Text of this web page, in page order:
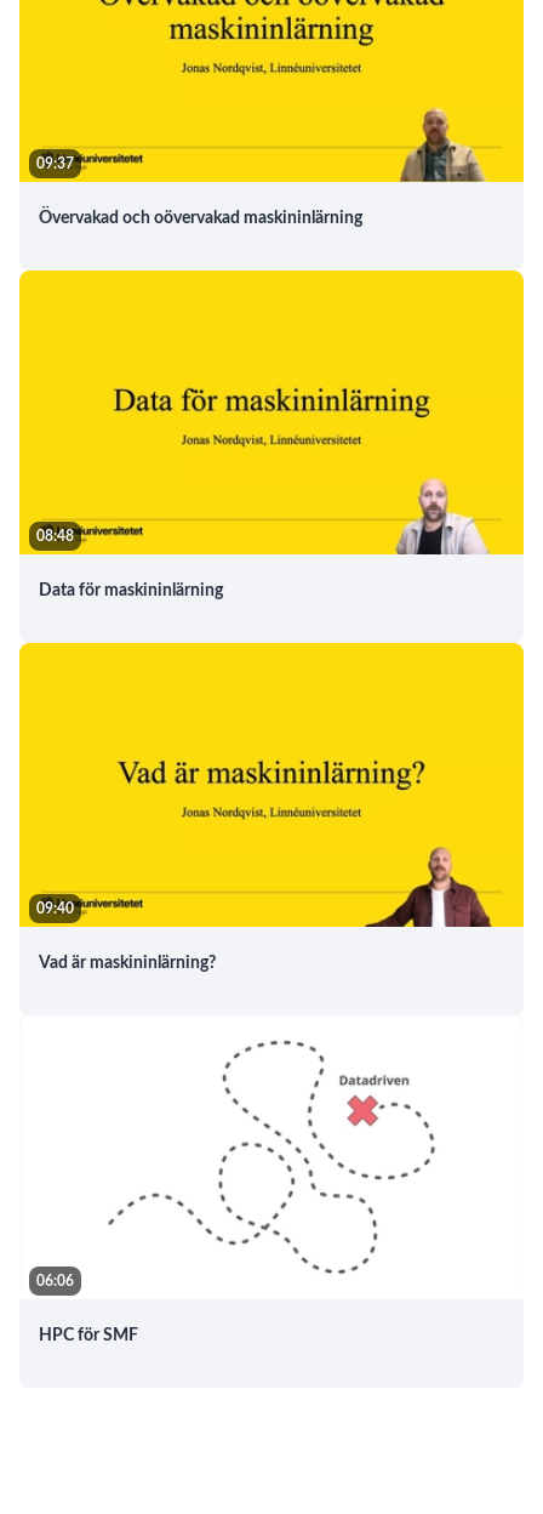
09:37
Övervakad och oövervakad maskininlärning
08:48
Data för maskininlärning
09:40
Vad är maskininlärning?
06:06
HPC för SMF